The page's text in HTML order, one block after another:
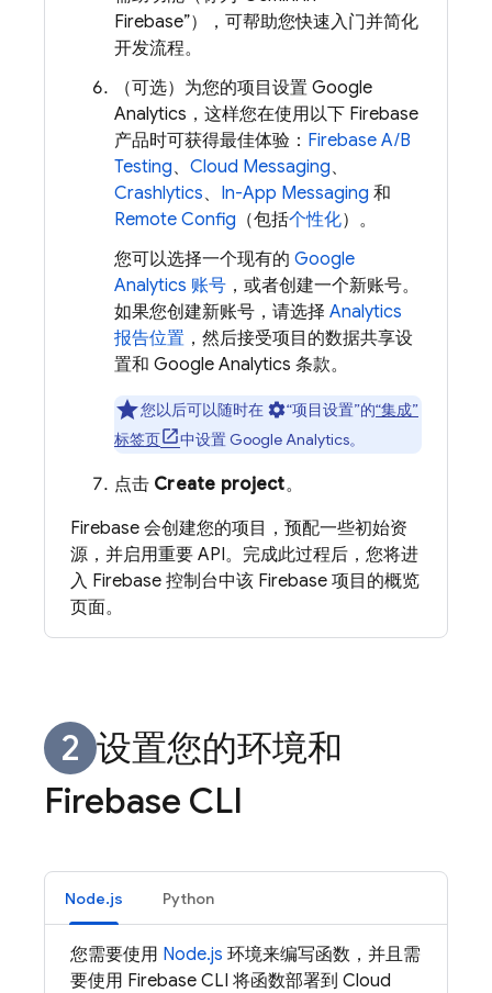
Firebase”），可帮助您快速入门并简化
开发流程。
（可选）为您的项目设置 Google
Analytics ，这样您在使用以下 Firebase
产品时可获得最佳体验： Firebase A/B
Testing、 Cloud Messaging、
Crashlytics、 In-App Messaging 和
Remote Config （包括个性化）。
您可以选择一个现有的 Google
Analytics 账号 ，或者创建一个新账号。
如果您创建新账号，请选择 Analytics
报告位置 ，然后接受项目的数据共享设
置和 Google Analytics 条款。
您以后可以随时在 settings“项目设置”的“集成”
标签页
中设置 Google Analytics。
点击 Create project。
Firebase 会创建您的项目，预配一些初始资
源，并启用重要 API。完成此过程后，您将进
入 Firebase 控制台中该 Firebase 项目的概览
页面。
设置您的环境和
Firebase CLI
Node.js Python
您需要使用 Node.js 环境来编写函数，并且需
要使用 Firebase CLI 将函数部署到 Cloud